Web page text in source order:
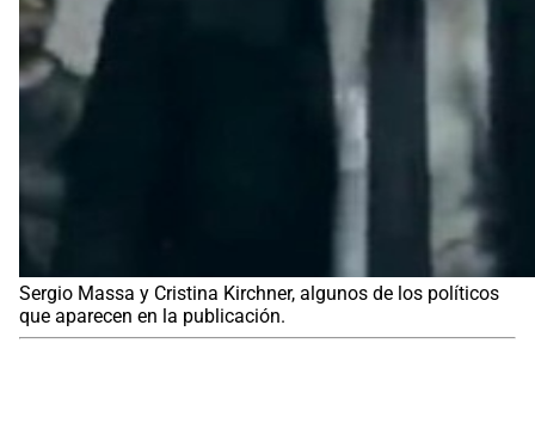
Sergio Massa y Cristina Kirchner, algunos de los políticos
que aparecen en la publicación.